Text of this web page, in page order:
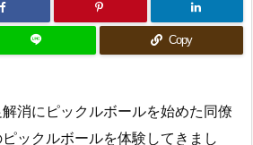
Copy
消にピックルボールを始めた同僚
ックルボールを体験してきまし